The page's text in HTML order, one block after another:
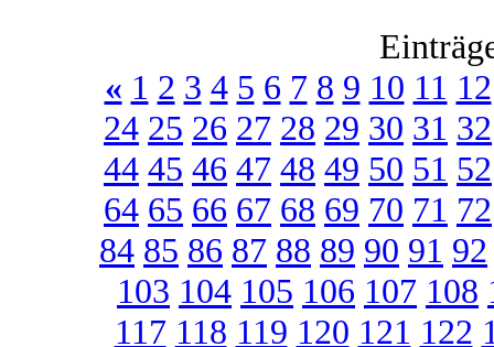
« 1 2 3 4 5 6 7 8 9 10 11 12
24 25 26 27 28 29 30 31 32
44 45 46 47 48 49 50 51 52
64 65 66 67 68 69 70 71 72
84 85 86 87 88 89 90 91 92
103 104 105 106 107 108
117 118 119 120 121 122